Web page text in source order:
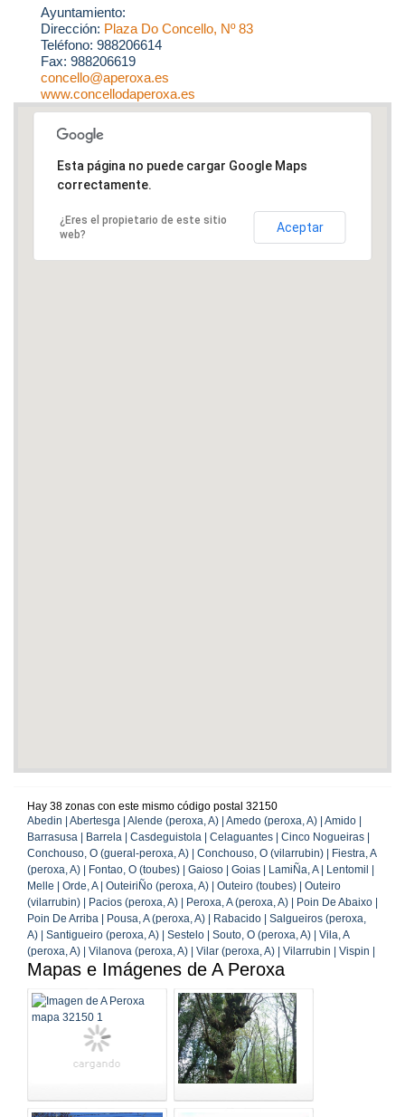
Ayuntamiento:
Dirección: Plaza Do Concello, Nº 83
Teléfono: 988206614
Fax: 988206619
concello@aperoxa.es
www.concellodaperoxa.es
Esta página no puede cargar Google Maps
correctamente.
¿Eres el propietario de este sitio
web?
Aceptar
Hay 38 zonas con este mismo código postal 32150
Abedin | Abertesga | Alende (peroxa, A) | Amedo (peroxa, A) | Amido |
Barrasusa | Barrela | Casdeguistola | Celaguantes | Cinco Nogueiras |
Conchouso, O (gueral-peroxa, A) | Conchouso, O (vilarrubin) | Fiestra, A
(peroxa, A) | Fontao, O (toubes) | Gaioso | Goias | LamiÑa, A | Lentomil |
Melle | Orde, A | OuteiriÑo (peroxa, A) | Outeiro (toubes) | Outeiro
(vilarrubin) | Pacios (peroxa, A) | Peroxa, A (peroxa, A) | Poin De Abaixo |
Poin De Arriba | Pousa, A (peroxa, A) | Rabacido | Salgueiros (peroxa,
A) | Santigueiro (peroxa, A) | Sestelo | Souto, O (peroxa, A) | Vila, A
(peroxa, A) | Vilanova (peroxa, A) | Vilar (peroxa, A) | Vilarrubin | Vispin |
Mapas e Imágenes de A Peroxa